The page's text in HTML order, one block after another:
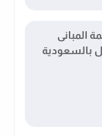
المبانى
بالسعودية